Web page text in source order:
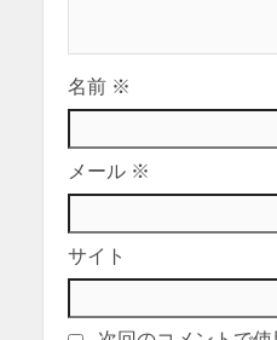
名前 ※
メール ※
サイト